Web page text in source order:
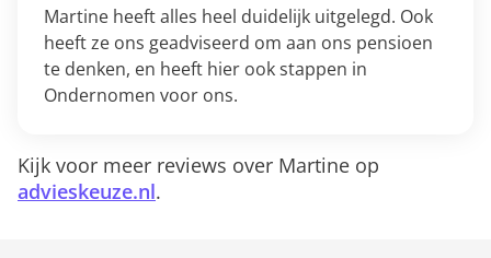
Martine heeft alles heel duidelijk uitgelegd. Ook
heeft ze ons geadviseerd om aan ons pensioen
te denken, en heeft hier ook stappen in
Ondernomen voor ons.
Kijk voor meer reviews over Martine op
advieskeuze.nl.